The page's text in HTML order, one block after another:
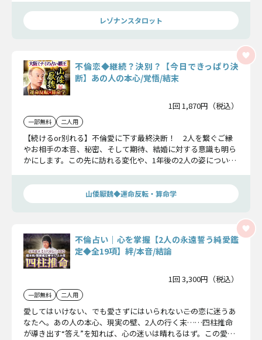
レゾナンスタロット
不倫恋◆継続？決別？【今日できっぱり決
断】あの人の本心/覚悟/結末
1回 1,870円（税込）
一部無料 二人用
【続けるor別れる】不倫愛に下す最終決断！ 2人を繋ぐご縁
やお相手の本音、秘密、そして期待、結婚に対する意識も明ら
かにします。この先に訪れる変化や、1年後の2人の姿について
山倭厭魏◆運命反転・算命学
不倫占い｜心を掌握【2人の永遠誓う純愛鑑
定◆全19項】絆/本音/結論
1回 3,300円（税込）
一部無料 二人用
愛してはいけない、でも愛さずにはいられない――この恋に迷うあ
なたへ。あの人の本心、現実の壁、2人の行く末……四柱推命
が導き出す“答え”を知れば、心の迷いは晴れるはず。この愛を